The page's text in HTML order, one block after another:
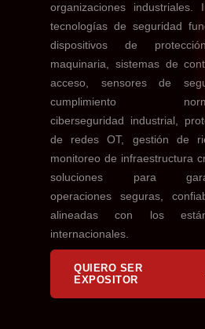
organizaciones industriales.
tecnologías de seguridad
dispositivos de
maquinaria, sistemas de
acceso, sensores de
cumplimiento
ciberseguridad industrial,
de redes OT, gestión de
monitoreo de infraestructura
soluciones para
operaciones seguras,
alineadas con los
internacionales.
QUIERO SER
EXPOSITOR